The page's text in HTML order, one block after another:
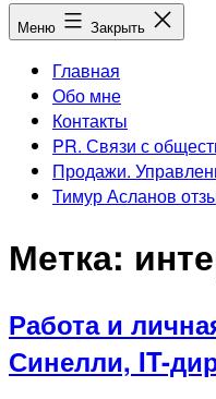
Меню Закрыть
Главная
Обо мне
Контакты
PR. Связи с
Продажи.
Тимур Асланов
Метка:
Работа и
Синелли, IT-